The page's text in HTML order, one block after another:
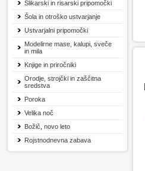
Slikarski in risarski pripomočki
Šola in otroško ustvarjanje
Ustvarjalni pripomočki
Modelirne mase, kalupi, sveče
in mila
Knjige in priročniki
Orodje, strojčki in zaščitna
sredstva
Poroka
Velika noč
Božič, novo leto
Rojstnodnevna zabava